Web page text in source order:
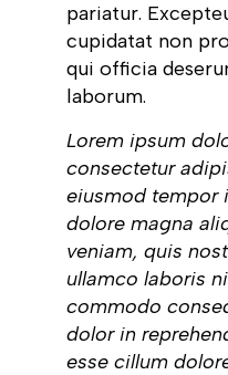
pariatur.
cupidatat non
qui officia
laborum.
Lorem ipsum
consectetur
eiusmod tempor
dolore magna
veniam, quis
ullamco laboris
commodo
dolor in
esse cillum